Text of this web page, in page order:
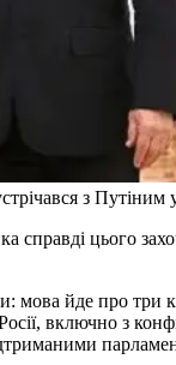
з Путіним у
цього
мова йде про
включно з